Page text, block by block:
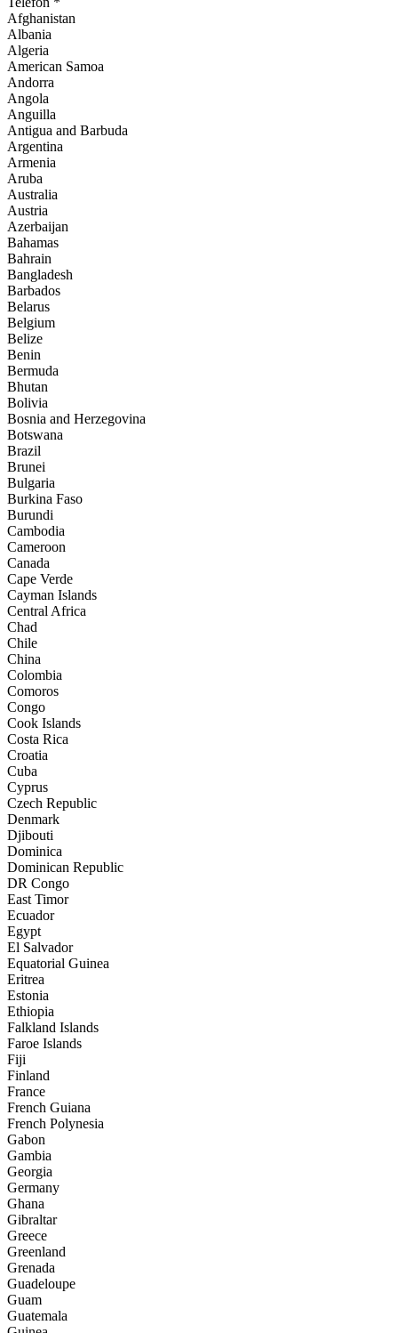
Afghanistan
Albania
Algeria
American Samoa
Andorra
Angola
Anguilla
Antigua and Barbuda
Argentina
Armenia
Aruba
Australia
Austria
Azerbaijan
Bahamas
Bahrain
Bangladesh
Barbados
Belarus
Belgium
Belize
Benin
Bermuda
Bhutan
Bolivia
Bosnia and Herzegovina
Botswana
Brazil
Brunei
Bulgaria
Burkina Faso
Burundi
Cambodia
Cameroon
Canada
Cape Verde
Cayman Islands
Central Africa
Chad
Chile
China
Colombia
Comoros
Congo
Cook Islands
Costa Rica
Croatia
Cuba
Cyprus
Czech Republic
Denmark
Djibouti
Dominica
Dominican Republic
DR Congo
East Timor
Ecuador
Egypt
El Salvador
Equatorial Guinea
Eritrea
Estonia
Ethiopia
Falkland Islands
Faroe Islands
Fiji
Finland
France
French Guiana
French Polynesia
Gabon
Gambia
Georgia
Germany
Ghana
Gibraltar
Greece
Greenland
Grenada
Guadeloupe
Guam
Guatemala